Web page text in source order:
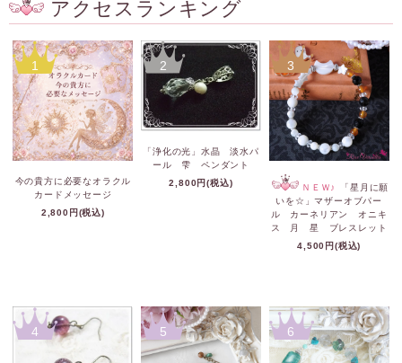
アクセスランキング
1
今の貴方に必要なオラクル
カードメッセージ
2,800円(税込)
2
「浄化の光」水晶 淡水パ
ール 雫 ペンダント
2,800円(税込)
3
ＮＥＷ♪
「星月に願
いを☆」マザーオブパー
ル カーネリアン オニキ
ス 月 星 ブレスレット
4,500円(税込)
4 5 6